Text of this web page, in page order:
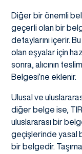
Diğer bir önemli
geçerli olan bir
detaylarını içerir.
olan eşyalar için
sonra, alıcının
Belgesi’ne eklenir.
Ulusal ve
diğer belge ise, TIR
uluslararası bir
geçişlerinde yasal
bir belgedir.